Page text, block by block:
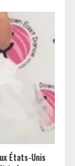
États-Unis